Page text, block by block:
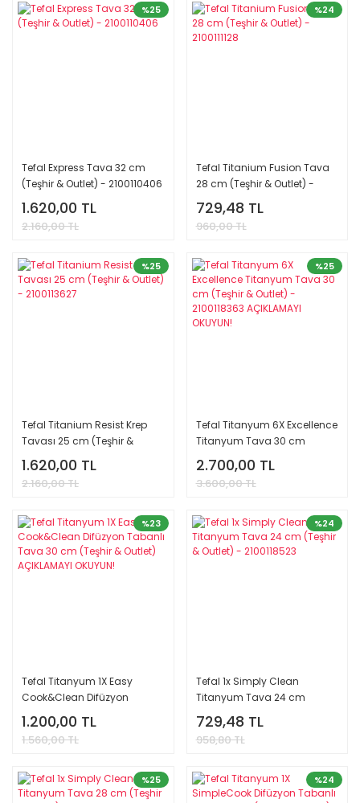
%25
Tefal Express Tava 32 cm
(Teşhir & Outlet) - 2100110406
1.620,00 TL
2.160,00 TL
%24
Tefal Titanium Fusion Tava
28 cm (Teşhir & Outlet) -
2100111128
729,48 TL
960,00 TL
%25
Tefal Titanium Resist Krep
Tavası 25 cm (Teşhir &
Outlet) - 2100113627
1.620,00 TL
2.160,00 TL
%25
Tefal Titanyum 6X Excellence
Titanyum Tava 30 cm
(Teşhir & Outlet) - 2100118363
AÇIKLAMAYI OKUYUN!
2.700,00 TL
3.600,00 TL
%23
Tefal Titanyum 1X Easy
Cook&Clean Difüzyon
Tabanlı Tava 30 cm (Teşhir
& Outlet) AÇIKLAMAYI OKUYUN!
1.200,00 TL
1.560,00 TL
%24
Tefal 1x Simply Clean
Titanyum Tava 24 cm
(Teşhir & Outlet) - 2100118523
729,48 TL
958,80 TL
%25 %24